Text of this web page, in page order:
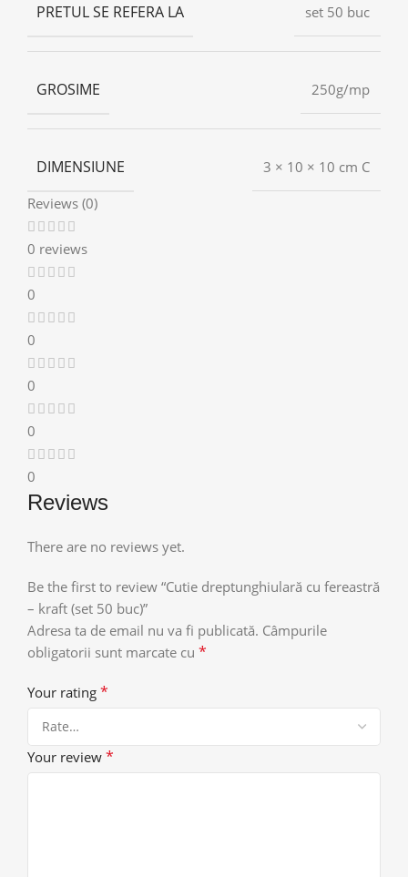
PRETUL SE REFERA LA set 50 buc
GROSIME 250g/mp
DIMENSIUNE
3 × 10 × 10 cm C
Reviews (0)
0 reviews
0
0
0
0
0
Reviews
There are no reviews yet.
Be the first to review “Cutie dreptunghiulară cu fereastră
– kraft (set 50 buc)”
Adresa ta de email nu va fi publicată. Câmpurile
obligatorii sunt marcate cu *
Your rating *
Your review *